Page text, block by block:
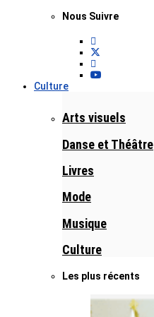
Nous Suivre
Culture
Arts visuels
Danse et Théâtre
Livres
Mode
Musique
Culture
Les plus récents